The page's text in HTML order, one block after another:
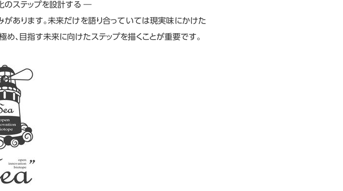
のステップを設計する ―
あります。未来だけを語り合っていては現実味にかけた
、目指す未来に向けたステップを描くことが重要です。